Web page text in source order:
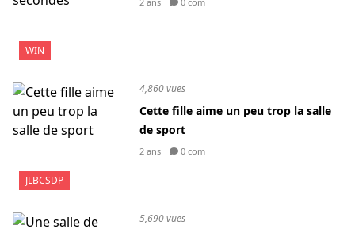
WIN
JLBCSDP
4,860 vues
Cette fille aime un peu trop la salle
de sport
2 ans 0 com
5,690 vues